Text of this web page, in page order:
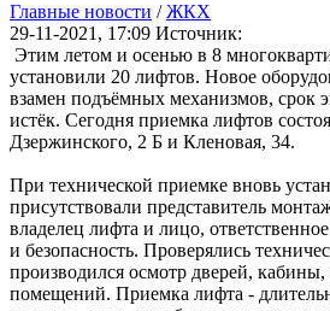
Главные новости /ЖКХ
29-11-2021, 17:09 Источник:
Этим летом и осенью в 8
установили 20 лифтов. Новое
взамен подъёмных механизмов, срок
истёк. Сегодня приемка лифтов
Дзержинского, 2 Б и Кленовая, 34.
При технической приемке вновь
присутствовали представитель
владелец лифта и лицо,
и безопасность. Проверялись
производился осмотр дверей,
помещений. Приемка лифта -